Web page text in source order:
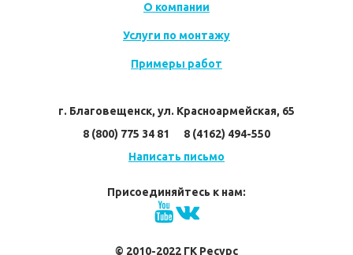
О компании
Услуги по монтажу
Примеры работ
г. Благовещенск, ул. Красноармейская, 65
8 (800) 775 34 81      8 (4162) 494-550
Написать письмо
Присоединяйтесь к нам:
© 2010-2022 ГК Ресурс